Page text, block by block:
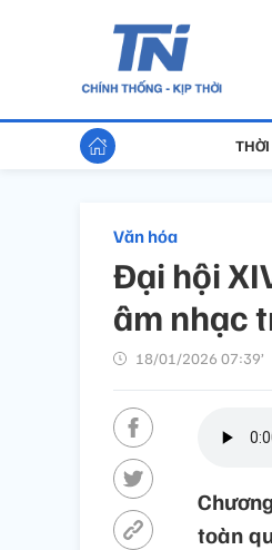
Văn hóa
Đại hội
âm nhạc
18/01/2026 07:39’
toàn